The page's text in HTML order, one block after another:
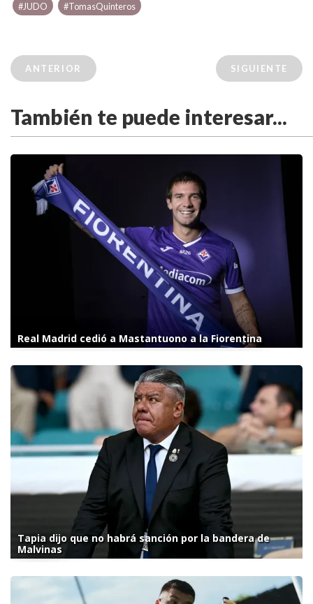
#JUDO #TomasQuinteros
ANTERIOR SIGUIENTE
También te puede interesar...
Real Madrid cedió a Mastantuono a la Fiorentina
Tapia dijo que no habrá sanción por la bandera de
Malvinas